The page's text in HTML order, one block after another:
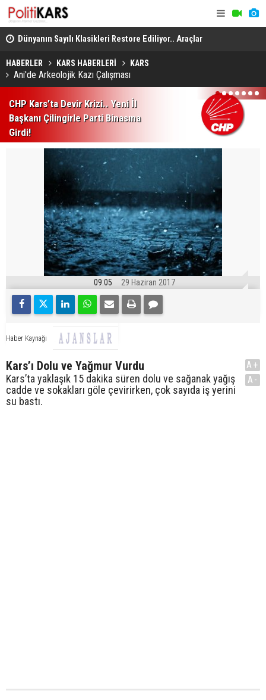
Dünyanın Sayılı Klasikleri Restore Ediliyor.. Araçlar
Yeniden Yollara Dönüyor!
HABERLER KARS HABERLERİ KARS
Ani'de Arkeolojik Kazı Çalışması
CHP Kars’ta Devir Krizi.. Yeni İl
Başkanı Çilingirle Parti Binasına
Girdi!
1 2 3 4 5 6 7
09:05 29 Haziran 2017
Haber Kaynağı
Kars’ı Dolu ve Yağmur Vurdu
Kars’ta yaklaşık 15 dakika süren dolu ve sağanak yağış
cadde ve sokakları göle çevirirken, çok sayıda iş yerini
su bastı.
A+
A-